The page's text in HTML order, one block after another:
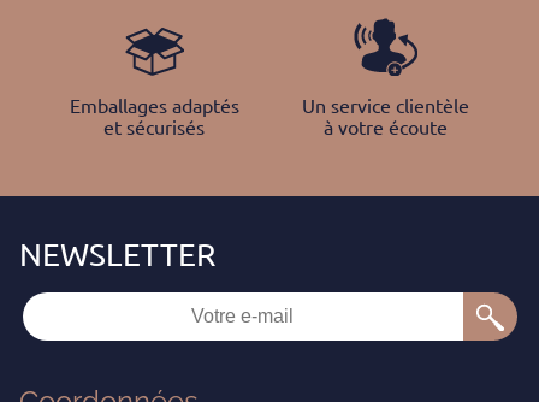
Emballages adaptés
et sécurisés
Un service clientèle
à votre écoute